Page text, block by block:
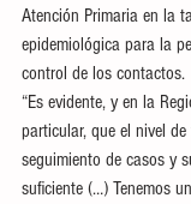
Atención Primaria en la
epidemiológica para la
control de los contactos.
“Es evidente, y en la
particular, que el nivel
seguimiento de casos y
suficiente (…) Tenemos